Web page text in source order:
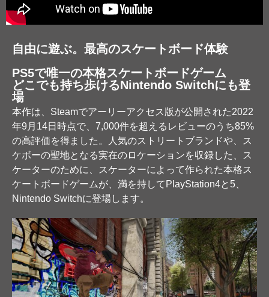
自由に遊ぶ。最高のスケートボード体験
PS5で唯一の本格スケートボードゲーム
どこでも持ち歩けるNintendo Switchにも登
場
本作は、Steamでアーリーアクセス版が公開された2022
年9月14日時点で、7,000件を超えるレビューのうち85%
の高評価を得ました。人気のストリートブランドや、ス
ケボーの聖地となる実在のロケーションを収録した、ス
ケーターのために、スケーターによって作られた本格ス
ケートボードゲームが、満を持してPlayStation4と5、
Nintendo Switchに登場します。